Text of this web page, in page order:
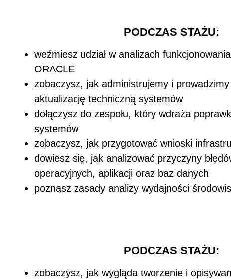
PODCZAS STAŻU:
weźmiesz udział w analizach
ORACLE
zobaczysz, jak administrujemy i
aktualizację techniczną systemów
dołączysz do zespołu, który wdraża
systemów
zobaczysz, jak przygotować wnioski
dowiesz się, jak analizować przyczyny
operacyjnych, aplikacji oraz baz danych
poznasz zasady analizy wydajności
PODCZAS STAŻU:
zobaczysz, jak wygląda tworzenie i